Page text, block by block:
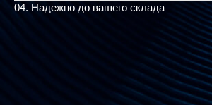
04. Надежно до вашего склада